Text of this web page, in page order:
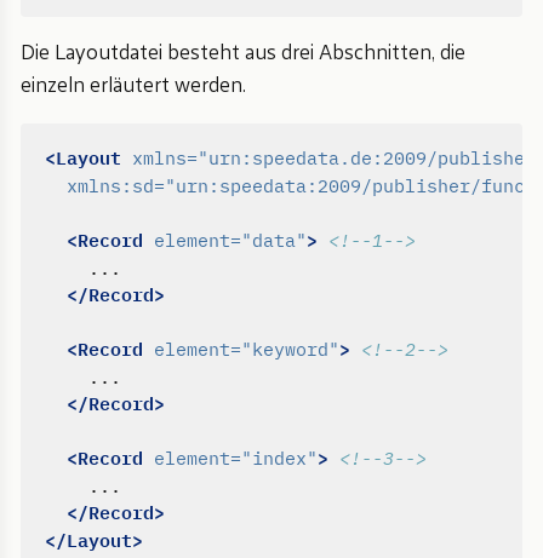
Die Layoutdatei besteht aus drei Abschnitten, die
einzeln erläutert werden.
<Layout xmlns="urn:speedata.de:2009/
xmlns:sd="urn:speedata:2009/publisher/
<Record element="data"> <!--1-->
</Record>
<Record element="keyword"> <!--2-->
</Record>
<Record element="index"> <!--3-->
</Record>
</Layout>